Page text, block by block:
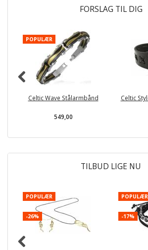
FORSLAG TIL DIG
POPULÆR
Celtic Wave Stålarmbånd
549,00
Celtic
TILBUD LIGE NU
POPULÆR
-26%
POPULÆR
-17%